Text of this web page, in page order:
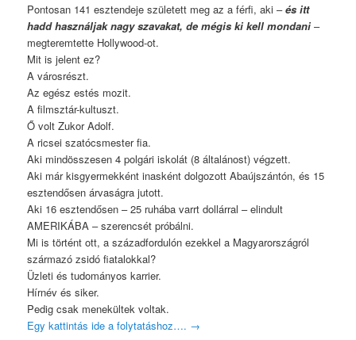
Pontosan 141 esztendeje született meg az a férfi, aki –és itt
hadd használjak nagy szavakat, de mégis ki kell mondani –
megteremtette Hollywood-ot.
Mit is jelent ez?
A városrészt.
Az egész estés mozit.
A filmsztár-kultuszt.
Ő volt Zukor Adolf.
A ricsei szatócsmester fia.
Aki mindösszesen 4 polgári iskolát (8 általánost) végzett.
Aki már kisgyermekként inasként dolgozott Abaújszántón, és 15
esztendősen árvaságra jutott.
Aki 16 esztendősen – 25 ruhába varrt dollárral – elindult
AMERIKÁBA – szerencsét próbálni.
Mi is történt ott, a századfordulón ezekkel a Magyarországról
származó zsidó fiatalokkal?
Üzleti és tudományos karrier.
Hírnév és siker.
Pedig csak menekültek voltak.
Egy kattintás ide a folytatáshoz…. →